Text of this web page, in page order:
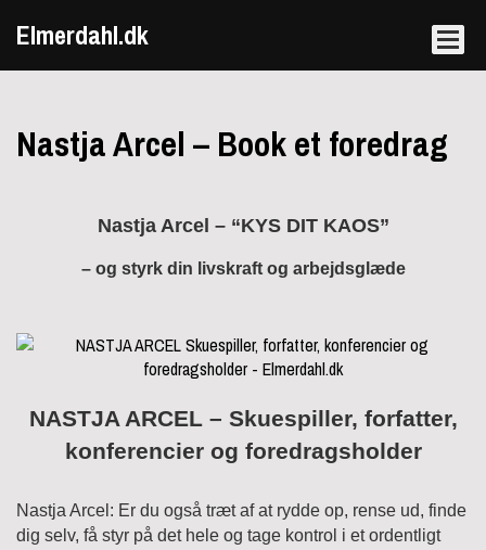
Elmerdahl.dk
Nastja Arcel – Book et foredrag
Nastja Arcel – “KYS DIT KAOS”
– og styrk din livskraft og arbejdsglæde
NASTJA ARCEL – Skuespiller, forfatter,
konferencier og foredragsholder
Nastja Arcel: Er du også træt af at rydde op, rense ud, finde
dig selv, få styr på det hele og tage kontrol i et ordentligt